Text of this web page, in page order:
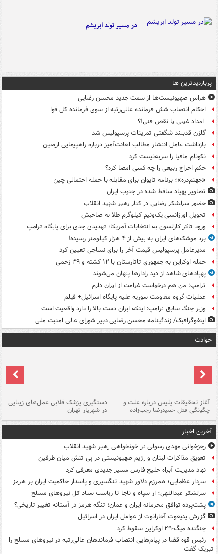
در مسیر تولد ابریشم
پربازدیدترین ها
هراس صهیونیست‌ها از سمت جدید محسن رضایی
احکام انتصاب شش فرمانده عالی‌رتبه از سوی فرمانده کل قوا
امداد غیبی یا نقص فنی!؟
گلزن قدبلند شگفتی تمرینات پرسپولیس شد
بازداشت عامل انتشار مطالب اهانت‌آمیز درباره راهپیمایی اربعین
نکونام مافیا را سربه‌نیست کرد
حکم اخراج ربیعی را چه کسی امضا کرد؟
«جهنم‌دره»؛ برنامه تایوان برای مقابله با حمله احتمالی چین
تصاویر پهپاد ساقط شده در جنوب ایران
حضور سرلشکر رضایی در کنار رهبر شهید انقلاب
تحویل اورژانسی یک‌ونیم کیلوگرم طلا به صاحبش
ورود تاکر کارلسون به انتخابات آمریکا؛ تهدیدی جدی برای پایگاه ترامپ
برد موشک‌های ایران به بیش از ۴ هزار کیلومتر رسیده!
مدیرعامل پرسپولیس قیمت آخر را برای نساجی تعیین کرد
حمله اوکراین به جمهوری تاتارستان با ۱۲ کشته و ۳۹ زخمی
پهپادهای شاهد از دید رادارها پنهان می‌شوند
ترامپ: من هم درخواست غرامت از ایران دارم!
عملیات گروه مقاومت سوریه علیه پایگاه اسرائیل+ فیلم
وزیر جنگ سابق ترامپ: اینکه ایران دست بالا را دارد واقعیت است
اینفوگرافیک/ زندگینامه محسن رضایی دبیر شورای عالی امنیت‌ ملی
حوادث
آغاز تحقیقات پلیس درباره علت و
چگونگی قتل حمیدرضا رجب‌زاده
دستگیری پزشک قلابی عمل‌های زیبایی
در شهریار تهران
آخرین اخبار
رجزخوانی مهدی رسولی در خونخواهی رهبر شهید انقلاب
تعویق مذاکرات لبنان و رژیم صهیونیستی در پی تنش میان طرفین
نهاد مدیریت آبراه خلیج فارس مسیر جدیدی معرفی کرد
سردار عظمایی؛ همرزم دلاور شهید تنگسیری و پاسدار حاکمیت ایران بر هرمز
سرلشکر عبداللهی؛ از سپاه و ناجا تا ریاست ستاد کل نیروهای مسلح
پشت‌پرده توافق محرمانه ایران و عمان؛ تنگه هرمز در آستانه تغییر تاریخی؟
گزارش یدیعوت آحارانوت از عوامل ایران در اسرائیل
جنگنده میگ-۲۹ اوکراین سقوط کرد
رئیس قوه قضا در پیام‌هایی انتصاب‌ فرماندهان عالی‌رتبه در نیروهای مسلح را
تبریک گفت